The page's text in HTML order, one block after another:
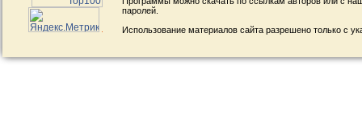
паролей.
Использование материалов сайта разрешено только с